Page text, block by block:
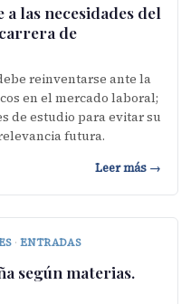
las necesidades del
de
reinventarse ante la
en el mercado laboral;
de estudio para evitar su
futura.
Leer más →
· ENTRADAS
según materias.